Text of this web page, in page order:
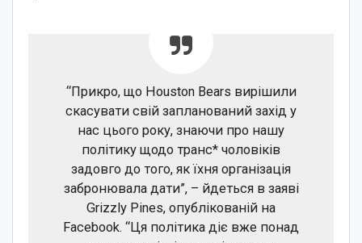
“Прикро, що Houston Bears вирішили
скасувати свій запланований захід у
нас цього року, знаючи про нашу
політику щодо транс* чоловіків
задовго до того, як їхня організація
забронювала дати”, – йдеться в заяві
Grizzly Pines, опублікованій на
Facebook. “Ця політика діє вже понад